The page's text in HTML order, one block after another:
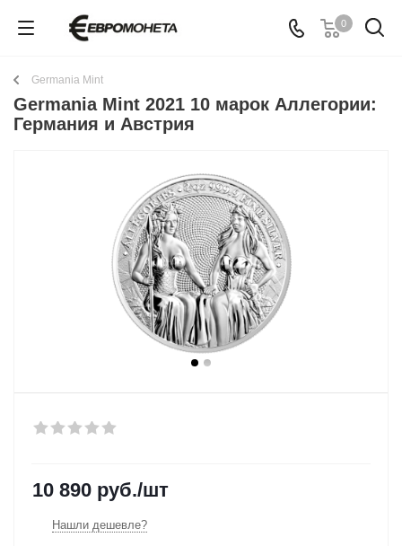
0
Germania Mint
Germania Mint 2021 10 марок Аллегории:
Германия и Австрия
10 890 руб./шт
Нашли дешевле?